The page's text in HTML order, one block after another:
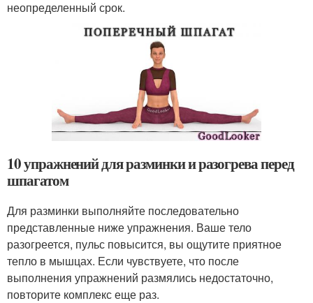
неопределенный срок.
10 упражнений для разминки и разогрева перед
шпагатом
Для разминки выполняйте последовательно
представленные ниже упражнения. Ваше тело
разогреется, пульс повысится, вы ощутите приятное
тепло в мышцах. Если чувствуете, что после
выполнения упражнений размялись недостаточно,
повторите комплекс еще раз.